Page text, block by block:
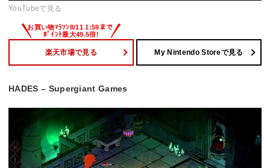
YouTubeで見る
楽天市場で見る My Nintendo Storeで見る
HADES – Supergiant Games